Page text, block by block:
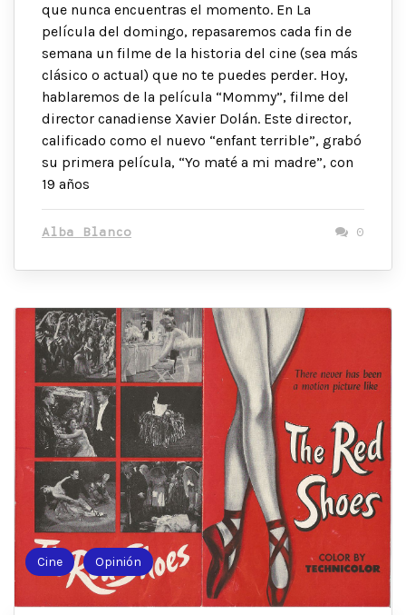
que nunca encuentras el momento. En La
película del domingo, repasaremos cada fin de
semana un filme de la historia del cine (sea más
clásico o actual) que no te puedes perder. Hoy,
hablaremos de la película “Mommy”, filme del
director canadiense Xavier Dolán. Este director,
calificado como el nuevo “enfant terrible”, grabó
su primera película, “Yo maté a mi madre”, con
19 años
Alba Blanco 0
Cine Opinión